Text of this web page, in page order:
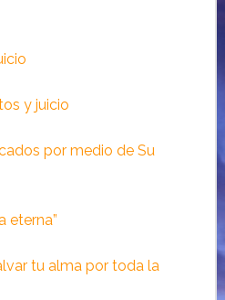
y juicio
por medio de Su
eterna”
tu alma por toda la